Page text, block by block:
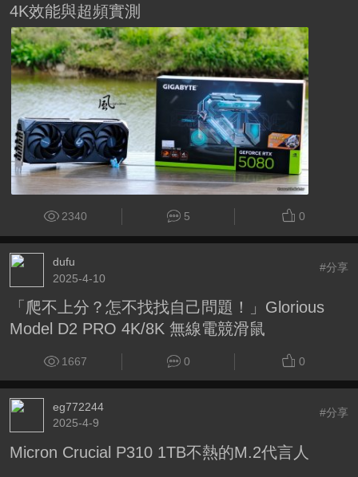
4K效能與超頻實測
2340 5 0
dufu
2025-4-10
#分享
「爬不上分？怎不找找自己問題！」Glorious
Model D2 PRO 4K/8K 無線電競滑鼠
1667 0 0
eg772244
2025-4-9
#分享
Micron Crucial P310 1TB不熱的M.2代言人